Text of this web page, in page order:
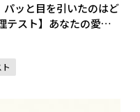
パッと目を引いたのはど
テスト】あなたの愛さ
る